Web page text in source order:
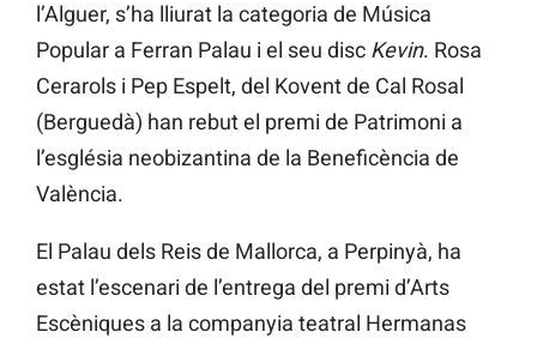
l’Alguer, s’ha lliurat la categoria de Música
Popular a Ferran Palau i el seu disc Kevin. Rosa
Cerarols i Pep Espelt, del Kovent de Cal Rosal
(Berguedà) han rebut el premi de Patrimoni a
l’església neobizantina de la Beneficència de
València.
El Palau dels Reis de Mallorca, a Perpinyà, ha
estat l’escenari de l’entrega del premi d’Arts
Escèniques a la companyia teatral Hermanas